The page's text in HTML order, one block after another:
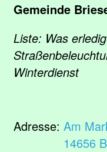
Gemeinde
Liste: Was
Winterdienst
Adresse: Am
14656